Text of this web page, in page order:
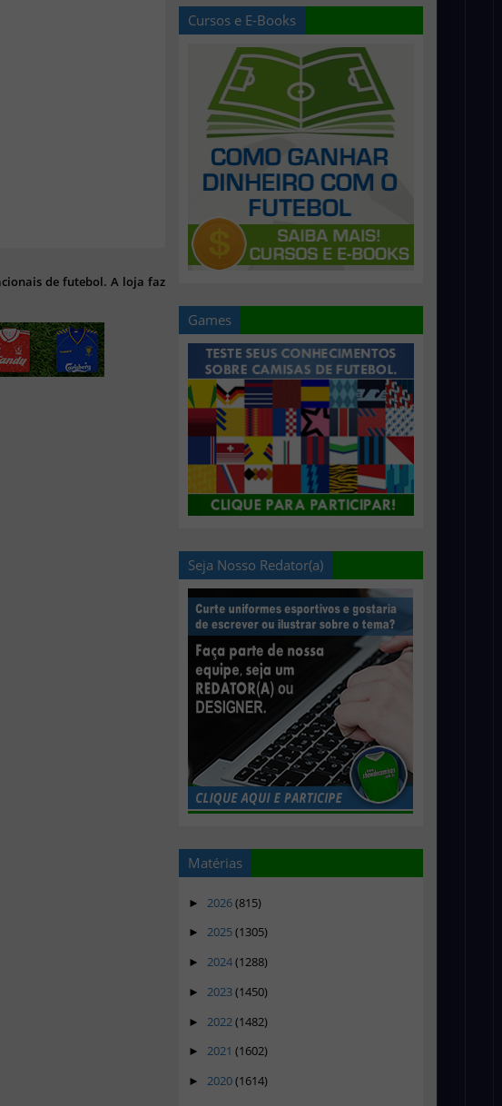
de futebol. A loja faz
Cursos e E-Books
Games
Seja Nosso Redator(a)
Matérias
► 2026(815)
► 2025(1305)
► 2024(1288)
► 2023(1450)
► 2022(1482)
► 2021 (1602)
► 2020(1614)